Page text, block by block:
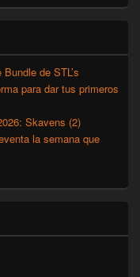
de STL’s
para dar tus primeros
Skavens (2)
la semana que